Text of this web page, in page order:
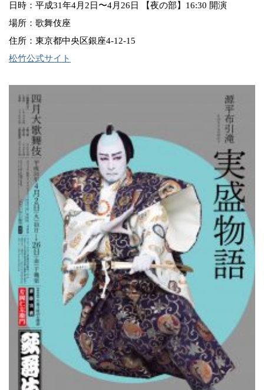
日時：平成31年4月2日〜4月26日 【夜の部】16:30 開演
場所：歌舞伎座
住所：東京都中央区銀座4-12-15
松竹公式サイト